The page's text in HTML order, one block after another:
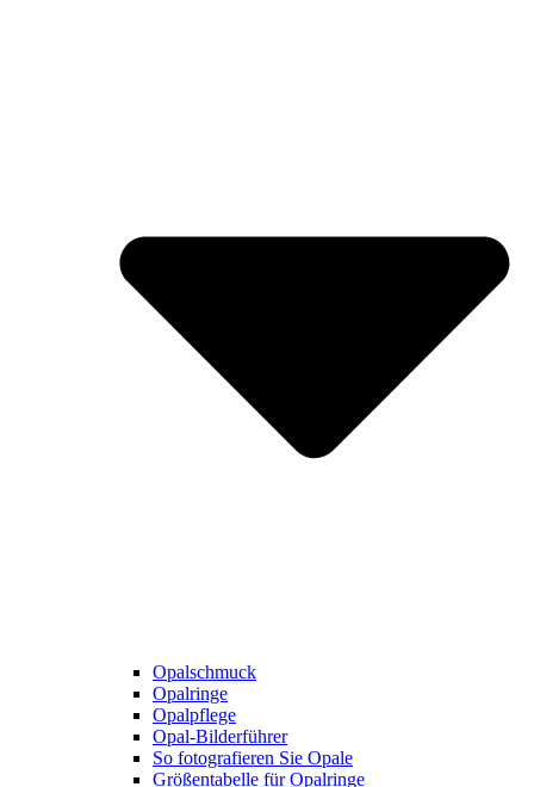
Opalschmuck
Opalringe
Opalpflege
Opal-Bilderführer
So fotografieren Sie Opale
Größentabelle für Opalringe